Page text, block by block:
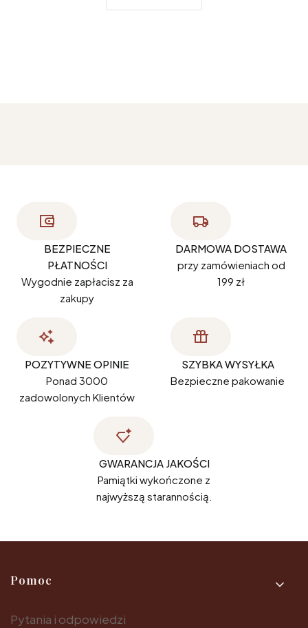
BEZPIECZNE
PŁATNOŚCI
Wygodnie zapłacisz za
zakupy
DARMOWA DOSTAWA
przy zamówieniach od
199 zł
POZYTYWNE OPINIE
Ponad 3000
zadowolonych Klientów
SZYBKA WYSYŁKA
Bezpieczne pakowanie
GWARANCJA JAKOŚCI
Pamiątki wykończone z
najwyższą starannością.
Linki w stopce
Pomoc
Pytania i odpowiedzi